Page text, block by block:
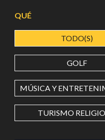
LONGITUD
Value in decimal degrees.
QUÉ
TODO(S)
GOLF
MÚSICA Y
TURISMO